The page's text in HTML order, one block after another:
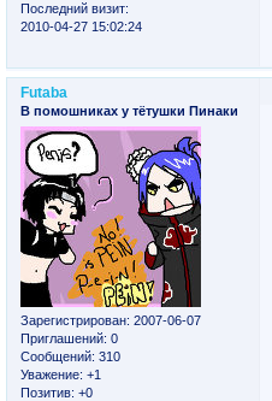
Последний визит:
2010-04-27 15:02:24
Futaba
В помошниках у тётушки Пинаки
Зарегистрирован: 2007-06-07
Приглашений: 0
Сообщений: 310
Уважение: +1
Позитив: +0